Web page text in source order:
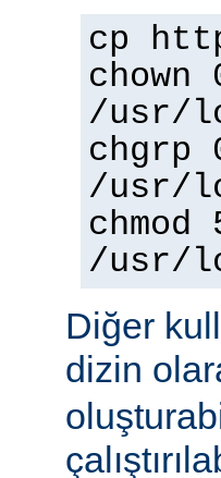
cp
chown
/usr/
chgrp
/usr/
chmod
/usr/
Diğer
dizin